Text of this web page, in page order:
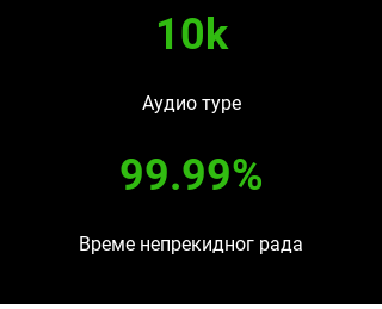
10k
Аудио туре
99.99%
Време непрекидног рада